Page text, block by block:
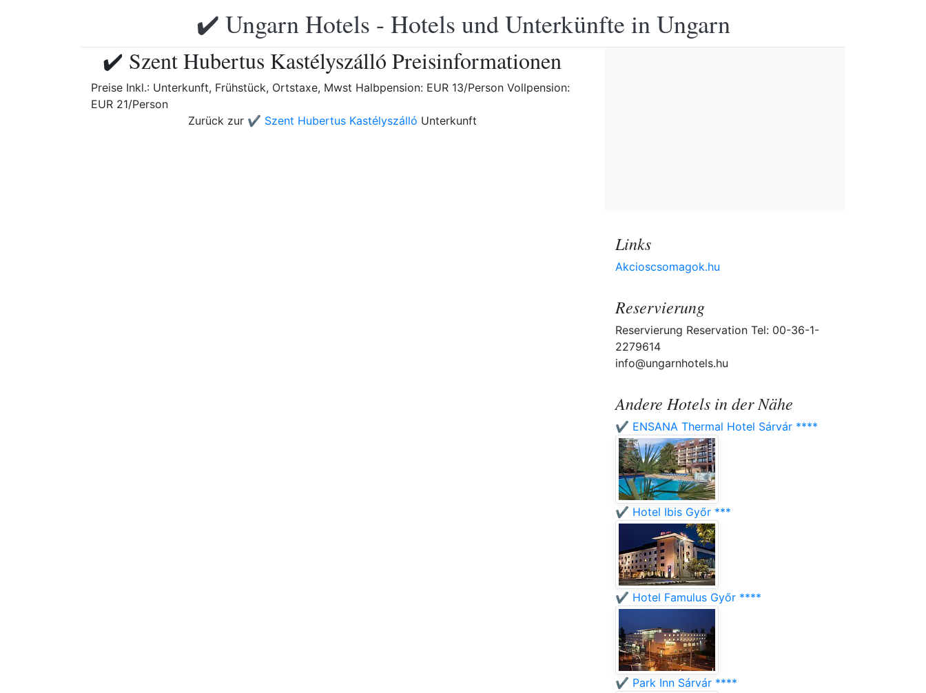
✔️ Ungarn Hotels - Hotels und Unterkünfte in Ungarn
✔️ Szent Hubertus Kastélyszálló Preisinformationen
Preise Inkl.: Unterkunft, Frühstück, Ortstaxe, Mwst Halbpension: EUR 13/Person Vollpension:
EUR 21/Person
Zurück zur ✔️ Szent Hubertus Kastélyszálló Unterkunft
Links
Akcioscsomagok.hu
Reservierung
Reservierung Reservation Tel: 00-36-1-
2279614
info@ungarnhotels.hu
Andere Hotels in der Nähe
✔️ ENSANA Thermal Hotel Sárvár ****
✔️ Hotel Ibis Győr ***
✔️ Hotel Famulus Győr ****
✔️ Park Inn Sárvár ****